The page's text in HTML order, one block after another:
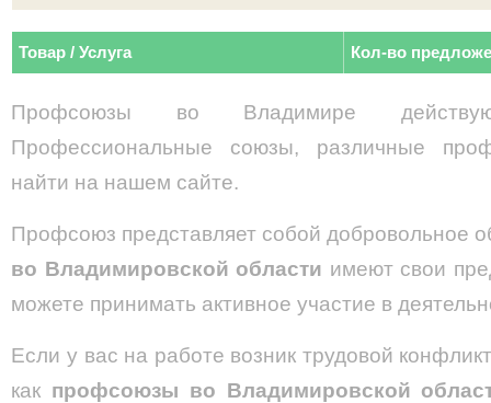
Товар / Услуга Кол-во
Профсоюзы во Владимире
Профессиональные союзы, различные
найти на нашем сайте.
Профсоюз представляет собой добровольное
во Владимировской области имеют свои
можете принимать активное участие в
Если у вас на работе возник трудовой
как профсоюзы во Владимировской